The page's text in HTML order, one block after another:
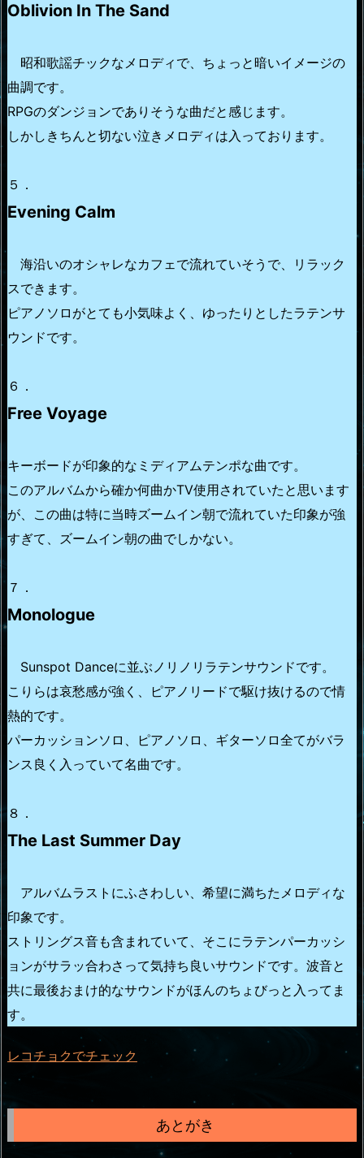
Oblivion In The Sand
昭和歌謡チックなメロディで、ちょっと暗いイメージの
曲調です。
RPGのダンジョンでありそうな曲だと感じます。
しかしきちんと切ない泣きメロディは入っております。
５．
Evening Calm
海沿いのオシャレなカフェで流れていそうで、リラック
スできます。
ピアノソロがとても小気味よく、ゆったりとしたラテンサ
ウンドです。
６．
Free Voyage
キーボードが印象的なミディアムテンポな曲です。
このアルバムから確か何曲かTV使用されていたと思います
が、この曲は特に当時ズームイン朝で流れていた印象が強
すぎて、ズームイン朝の曲でしかない。
７．
Monologue
Sunspot Danceに並ぶノリノリラテンサウンドです。
こりらは哀愁感が強く、ピアノリードで駆け抜けるので情
熱的です。
パーカッションソロ、ピアノソロ、ギターソロ全てがバラ
ンス良く入っていて名曲です。
８．
The Last Summer Day
アルバムラストにふさわしい、希望に満ちたメロディな
印象です。
ストリングス音も含まれていて、そこにラテンパーカッシ
ョンがサラッ合わさって気持ち良いサウンドです。波音と
共に最後おまけ的なサウンドがほんのちょびっと入ってま
す。
レコチョクでチェック
あとがき